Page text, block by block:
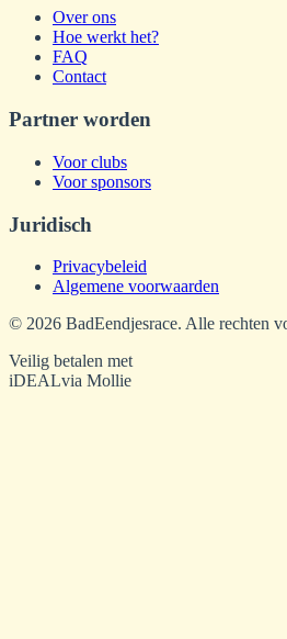
Over ons
Hoe werkt het?
FAQ
Contact
Partner worden
Voor clubs
Voor sponsors
Juridisch
Privacybeleid
Algemene voorwaarden
© 2026 BadEendjesrace. Alle rechten
Veilig betalen met
iDEALvia Mollie